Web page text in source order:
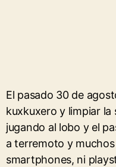
El pasado 30 de
kuxkuxero y limpiar la
jugando al lobo y el
a terremoto y
smartphones, ni